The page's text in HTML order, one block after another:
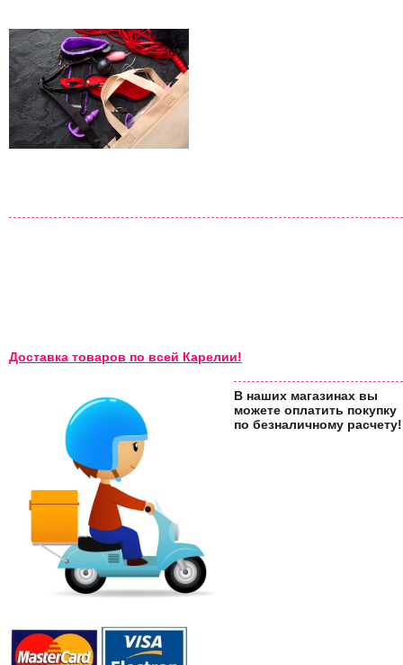
Доставка товаров по всей Карелии!
В наших магазинах вы
можете оплатить покупку
по безналичному расчету!